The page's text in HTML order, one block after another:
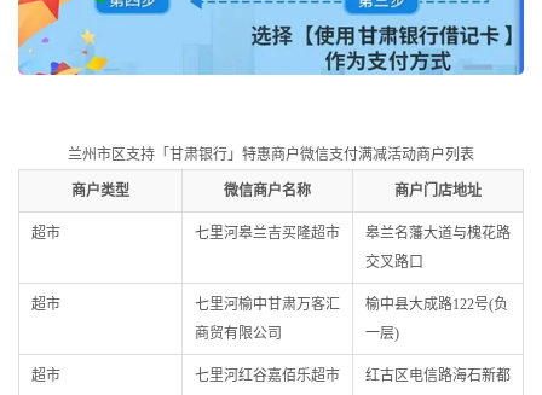
兰州市区支持「甘肃银行」特惠商户微信支付满减活动商户列表
商户类型 微信商户名称 商户门店地址
超市 七里河皋兰吉买隆超市
皋兰名藩大道与槐花路
交叉路口
超市
七里河榆中甘肃万客汇
商贸有限公司
榆中县大成路122号(负
一层)
超市 七里河红谷嘉佰乐超市
红古区电信路海石新都